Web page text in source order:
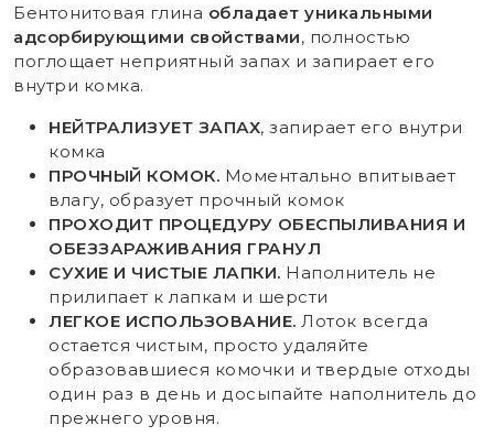
Бентонитовая глина обладает уникальными
адсорбирующими свойствами, полностью
поглощает неприятный запах и запирает его
внутри комка.
НЕЙТРАЛИЗУЕТ ЗАПАХ, запирает его внутри
комка
ПРОЧНЫЙ КОМОК. Моментально впитывает
влагу, образует прочный комок
ПРОХОДИТ ПРОЦЕДУРУ ОБЕСПЫЛИВАНИЯ И
ОБЕЗЗАРАЖИВАНИЯ ГРАНУЛ
СУХИЕ И ЧИСТЫЕ ЛАПКИ. Наполнитель не
прилипает к лапкам и шерсти
ЛЕГКОЕ ИСПОЛЬЗОВАНИЕ. Лоток всегда
остается чистым, просто удаляйте
образовавшиеся комочки и твердые отходы
один раз в день и досыпайте наполнитель до
прежнего уровня.